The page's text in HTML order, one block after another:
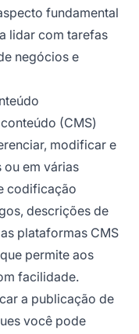
fundamental
lidar com tarefas
negócios e
(CMS)
modificar e
em várias
codificação
descrições de
plataformas CMS
permite aos
facilidade.
a publicação de
você pode